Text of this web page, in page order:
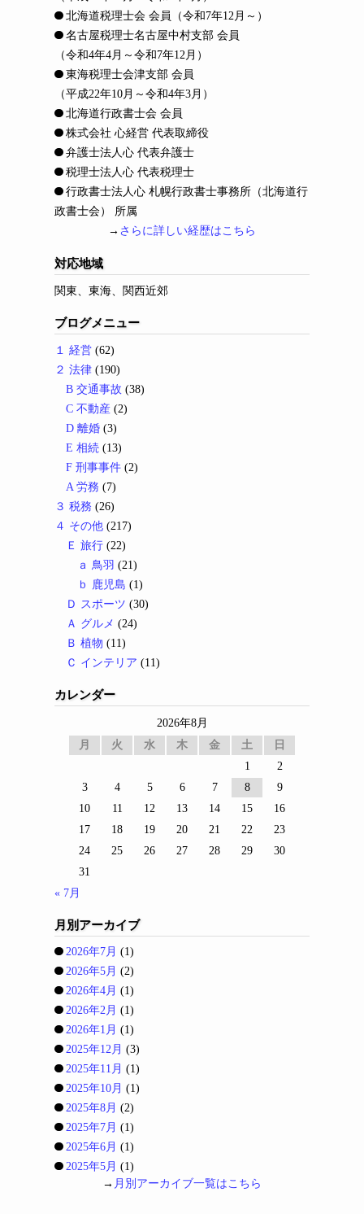
北海道税理士会 会員
（令和7年12月～）
名古屋税理士名古屋中村支部 会員
（令和4年4月～令和7年12月）
東海税理士会津支部 会員
（平成22年10月～令和4年3月）
北海道行政書士会 会員
株式会社 心経営 代表取締役
弁護士法人心 代表弁護士
税理士法人心 代表税理士
行政書士法人心 札幌行政書士事務所（北海道行
政書士会） 所属
→ さらに詳しい経歴はこちら
対応地域
関東、東海、関西近郊
ブログメニュー
１ 経営 (62)
２ 法律 (190)
B 交通事故 (38)
C 不動産 (2)
D 離婚 (3)
E 相続 (13)
F 刑事事件 (2)
A 労務 (7)
３ 税務 (26)
４ その他 (217)
Ｅ 旅行 (22)
ａ 鳥羽 (21)
ｂ 鹿児島 (1)
Ｄ スポーツ (30)
Ａ グルメ (24)
Ｂ 植物 (11)
Ｃ インテリア (11)
カレンダー
2026年8月
月
火 水 木 金 土
日
1
2
3
4 5 6 7 8
9
10
11 12 13 14 15
16
17
18 19 20 21 22
23
24
25 26 27 28 29
30
31
« 7月
月別アーカイブ
2026年7月 (1)
2026年5月 (2)
2026年4月 (1)
2026年2月 (1)
2026年1月 (1)
2025年12月 (3)
2025年11月 (1)
2025年10月 (1)
2025年8月 (2)
2025年7月 (1)
2025年6月 (1)
2025年5月 (1)
→ 月別アーカイブ一覧はこちら